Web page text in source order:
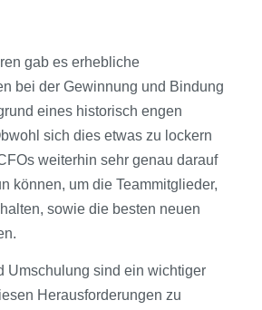
gab es erhebliche
bei der Gewinnung und Bindung
eines historisch engen
sich dies etwas zu lockern
weiterhin sehr genau darauf
können, um die Teammitglieder,
sowie die besten neuen
Umschulung sind ein wichtiger
Herausforderungen zu